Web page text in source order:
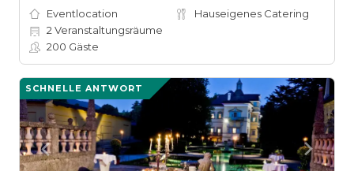
Eventlocation
Hauseigenes Catering
2 Veranstaltungsräume
200 Gäste
SCHNELLE ANTWORT